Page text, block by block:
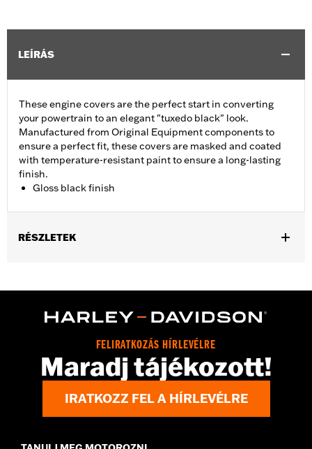
LEÍRÁS
These engine covers are the perfect start in converting
your powertrain to an elegant "tuxedo black" look.
Manufactured from Original Equipment components to
ensure a perfect fit, these covers are masked and coated
with temperature-resistant paint to ensure a long-lasting
finish.
Gloss black finish
RÉSZLETEK
Cover P/N 25700385 or 25700438).
Derby cover only
WARRANTY:,,,,,,,,,,,,,,,,,,,,,,,,,,,,,,,,,,,,,,,,,,,,,,,,,,,,,,,,,,,,,,,,,,
NOTES:Removing and installing engine covers may require
purchase of new gaskets. See dealer for information.
FELIRATKOZÁS HÍRLEVÉLRE
Maradj tájékozott!
IRATKOZZ FEL A HÍRLEVÉLRE